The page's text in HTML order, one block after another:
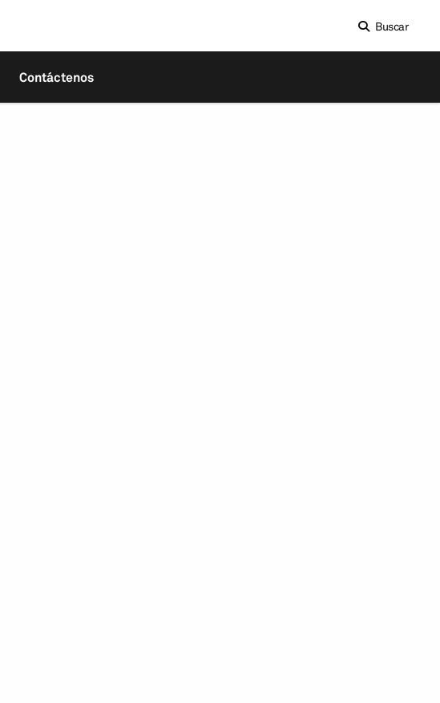
Buscar
Contáctenos